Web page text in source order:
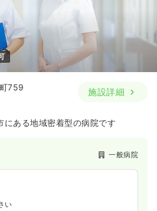
759
施設詳細
にある地域密着型の病院です
一般病院
い